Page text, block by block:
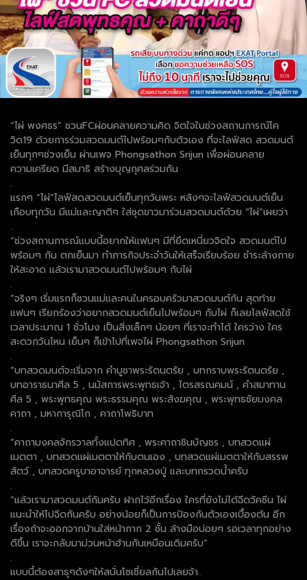
“ไผ่ พงศธร” ชวนFCผ่อนคลายความคิด จิตใจในช่วงสถานการณ์โค
วิด19 ด้วยการร่วมสวดมนต์ไปพร้อมๆกับตัวเอง ที่จะไลฟ์สด สวดมนต์
เย็นทุกๆช่วงเย็น ผ่านเพจ Phongsathon Srijun เพื่อผ่อนคลาย
ความเครียด มีสมาธิ สร้างบุญกุศลร่วมกัน
.
แรกๆ “ไผ่”ไลฟ์สดสวดมนต์เย็นทุกวันพระ หลังๆจะไลฟ์สวดมนต์เย็น
เกือบทุกวัน มีแม่และญาติๆ ใส่ชุดขาวมาร่วมสวดมนต์ด้วย “ไผ่”เผยว่า
.
“ช่วงสถานการณ์แบบนี้อยากให้แฟนๆ มีที่ยึดเหนี่ยวจิตใจ สวดมนต์ไป
พร้อมๆ กัน ตกเย็นมา ทำภารกิจประจำวันให้เสร็จเรียบร้อย ชำระล้างกาย
ให้สะอาด แล้วเรามาสวดมนต์ไปพร้อมๆ กับไผ่
.
“จริงๆ เริ่มแรกก็ชวนแม่และคนในครอบครัวมาสวดมนต์กัน สุดท้าย
แฟนๆ เรียกร้องว่าอยากสวดมนต์เย็นไปพร้อมๆ กับไผ่ ก็เลยไลฟ์สดใช้
เวลาประมาณ 1 ชั่วโมง เป็นสิ่งเล็กๆ น้อยๆ ที่เราจะทำได้ ใครว่าง ใคร
สะดวกวันไหน เย็นๆ ก็เข้าไปที่เพจไผ่ Phongsathon Srijun
.
“บทสวดมนต์จะเริ่มจาก คำบูชาพระรัตนตรัย , บทกราบพระรัตนตรัย ,
บทอาราธนาศีล 5 , นมัสการพระพุทธเจ้า , ไตรสรณคมน์ , คำสมาทาน
ศีล 5 , พระพุทธคุณ พระธรรมคุณ พระสังฆคุณ , พระพุทธชัยมงคล
คาถา , มหาการุณิโก , คาถาโพธิบาท
.
“คาถามงคลจักรวาลทั้งแปดทิศ , พระคาถาชินบัญชร , บทสวดแผ่
เมตตา , บทสวดแผ่เมตตาให้กับตนเอง , บทสวดแผ่เมตตาให้กับสรรพ
สัตว์ , บทสวดครูบาอาจารย์ ทุกหลวงปู่ และบทกรวดน้ำครับ
.
“แล้วเรามาสวดมนต์กันครับ ฝากไว้อีกเรื่อง ใครที่ยังไม่ได้ฉีดวัคซีน ไผ่
แนะนำให้ไปฉีดกันครับ อย่างน้อยก็เป็นการป้องกันตัวเองเบื้องต้น อีก
เรื่องถ้าจะออกจากบ้านใส่หน้ากาก 2 ชั้น ล้างมือบ่อยๆ รอเวลาทุกอย่าง
ดีขึ้น เราจะกลับมาม่วนหน้าฮ้านกันเหมือนเดิมครับ”
.
แบบนี้ต้องสาธุๆดังๆให้สนั่นโซเชี่ยลกันไปเลยจ้า..